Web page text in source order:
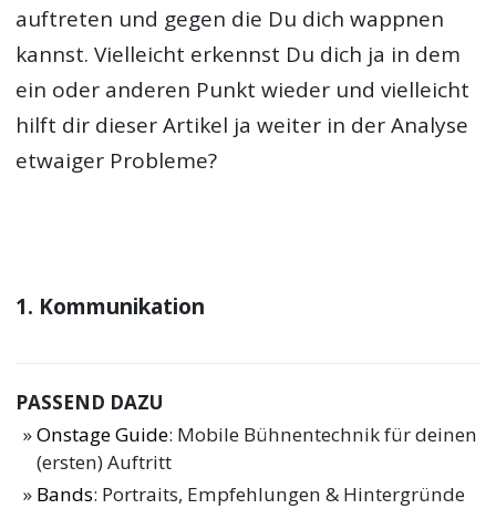
auftreten und gegen die Du dich wappnen
kannst. Vielleicht erkennst Du dich ja in dem
ein oder anderen Punkt wieder und vielleicht
hilft dir dieser Artikel ja weiter in der Analyse
etwaiger Probleme?
1. Kommunikation
PASSEND DAZU
Onstage Guide: Mobile Bühnentechnik für deinen
(ersten) Auftritt
Bands: Portraits, Empfehlungen & Hintergründe